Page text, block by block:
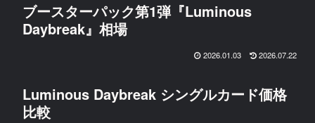
ブースターパック第1弾『Luminous
Daybreak』相場
2026.01.03 2026.07.22
Luminous Daybreak シングルカード価格
比較